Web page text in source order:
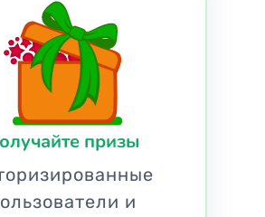
призы
и